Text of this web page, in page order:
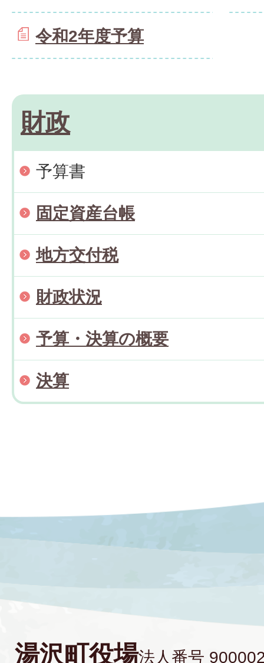
令和2年度予算
財政
予算書
固定資産台帳
地方交付税
財政状況
予算・決算の概要
決算
湯沢町役場法人番号